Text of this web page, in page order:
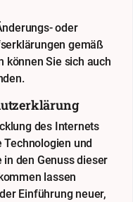
oder
gemäß
können Sie sich auch
des Internets
und
den Genuss dieser
lassen
Einführung neuer,